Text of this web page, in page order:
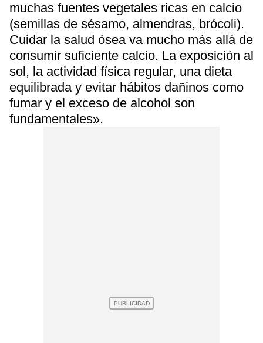
muchas fuentes vegetales ricas en calcio
(semillas de sésamo, almendras, brócoli).
Cuidar la salud ósea va mucho más allá de
consumir suficiente calcio. La exposición al
sol, la actividad física regular, una dieta
equilibrada y evitar hábitos dañinos como
fumar y el exceso de alcohol son
fundamentales».